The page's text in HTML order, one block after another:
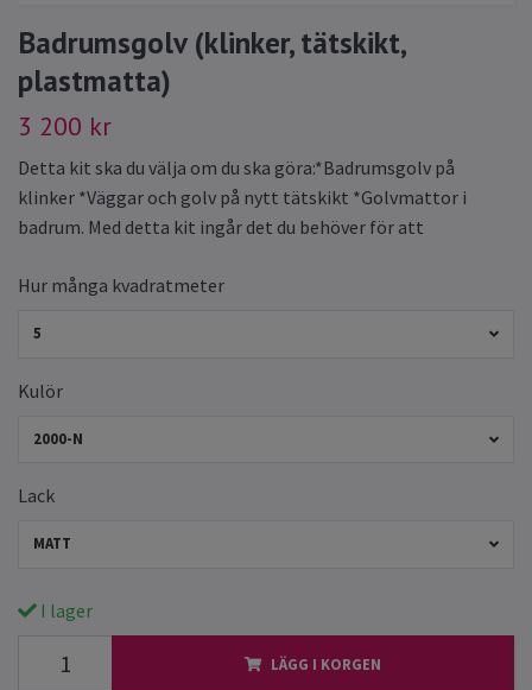
Badrumsgolv (klinker, tätskikt,
plastmatta)
3 200 kr
Detta kit ska du välja om du ska göra:*Badrumsgolv på
klinker *Väggar och golv på nytt tätskikt *Golvmattor i
badrum. Med detta kit ingår det du behöver för att
Hur många kvadratmeter
5
Kulör
2000-N
Lack
MATT
I lager
LÄGG I KORGEN